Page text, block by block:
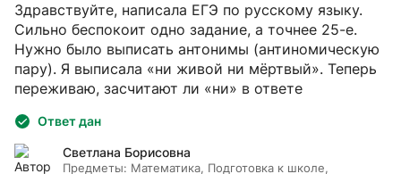
Здравствуйте, написала ЕГЭ по русскому языку.
Сильно беспокоит одно задание, а точнее 25-е.
Нужно было выписать антонимы (антиномическую
пару). Я выписала «ни живой ни мёртвый». Теперь
переживаю, засчитают ли «ни» в ответе
Ответ дан
Светлана Борисовна
Предметы: Математика, Подготовка к школе,